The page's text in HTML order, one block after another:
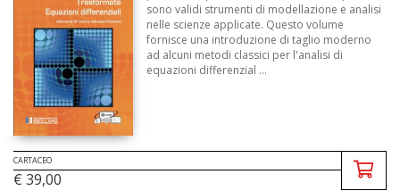
sono validi strumenti di modellazione e analisi
nelle scienze applicate. Questo volume
fornisce una introduzione di taglio moderno
ad alcuni metodi classici per l'analisi di
equazioni differenzial ...
CARTACEO
€ 39,00